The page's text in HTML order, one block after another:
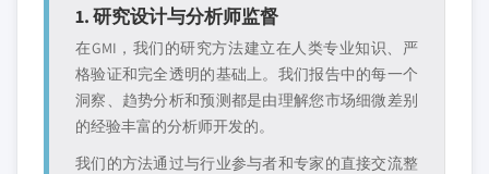
1. 研究设计与分析师监督
在GMI，我们的研究方法建立在人类专业知识、严
格验证和完全透明的基础上。我们报告中的每一个
洞察、趋势分析和预测都是由理解您市场细微差别
的经验丰富的分析师开发的。
我们的方法通过与行业参与者和专家的直接交流整